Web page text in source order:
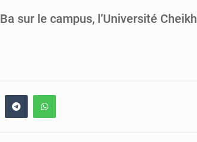
sur le campus, l’Université Cheikh